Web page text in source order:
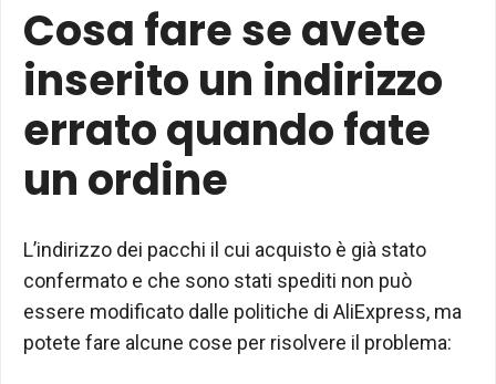
Cosa fare se avete
inserito un indirizzo
errato quando fate
un ordine
L’indirizzo dei pacchi il cui acquisto è già stato
confermato e che sono stati spediti non può
essere modificato dalle politiche di AliExpress, ma
potete fare alcune cose per risolvere il problema: